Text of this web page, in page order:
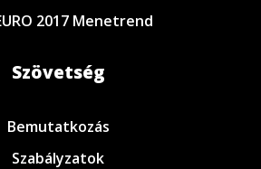
2017 Menetrend
Szövetség
Bemutatkozás
Szabályzatok